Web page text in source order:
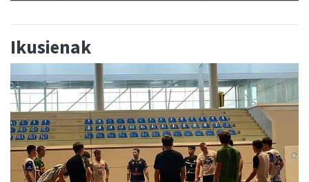
Ikusienak